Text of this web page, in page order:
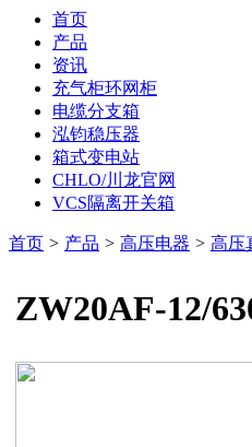
首页
产品
资讯
充气柜环网柜
电缆分支箱
泓钧稳压器
箱式变电站
CHLO/川龙官网
VCS隔离开关箱
首页 > 产品 > 高压电器 > 高压
ZW20AF-12/